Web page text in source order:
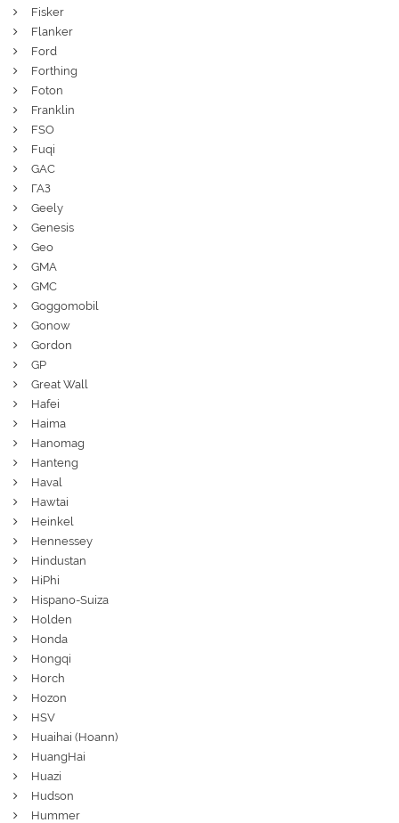
Fisker
Flanker
Ford
Forthing
Foton
Franklin
FSO
Fuqi
GAC
ГАЗ
Geely
Genesis
Geo
GMA
GMC
Goggomobil
Gonow
Gordon
GP
Great Wall
Hafei
Haima
Hanomag
Hanteng
Haval
Hawtai
Heinkel
Hennessey
Hindustan
HiPhi
Hispano-Suiza
Holden
Honda
Hongqi
Horch
Hozon
HSV
Huaihai (Hoann)
HuangHai
Huazi
Hudson
Hummer